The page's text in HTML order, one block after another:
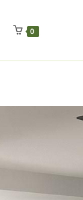
Drueckerpro
Luftkuhlen Zauberfan
0